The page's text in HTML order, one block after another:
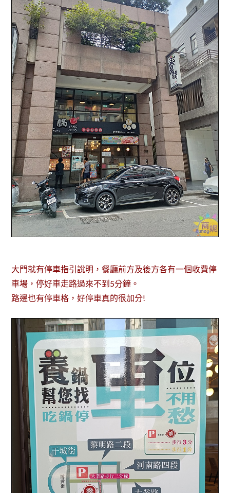
大門就有停車指引說明，餐廳前方及後方各有一個收費停
車場，停好車走路過來不到5分鐘。
路邊也有停車格，好停車真的很加分!